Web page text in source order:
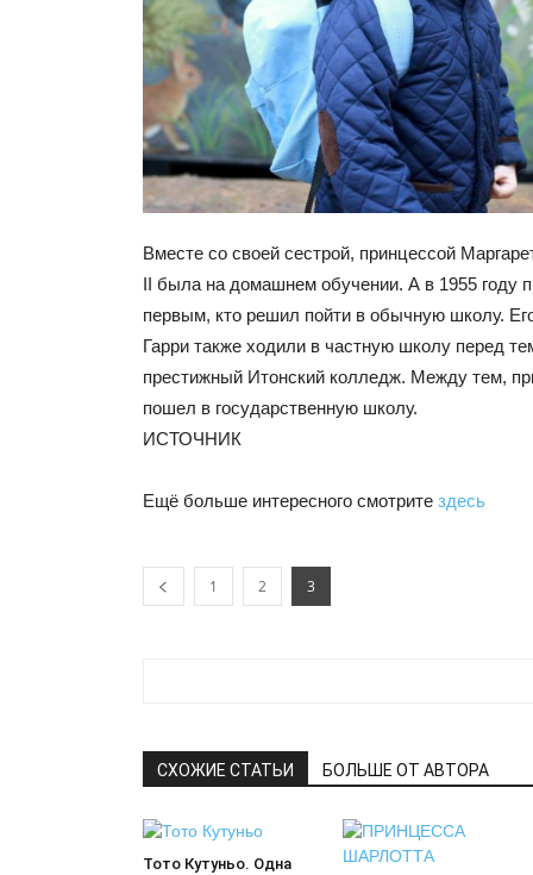
Вместе со своей сестрой, принцессой
II была на домашнем обучении. А в 1955 году
первым, кто решил пойти в обычную школу.
Гарри также ходили в частную школу перед
престижный Итонский колледж. Между тем,
пошел в государственную школу.
ИСТОЧНИК
Ещё больше интересного смотрите здесь
1 2 3
СХОЖИЕ СТАТЬИ БОЛЬШЕ ОТ АВТОРА
Тото Кутуньо. Одна